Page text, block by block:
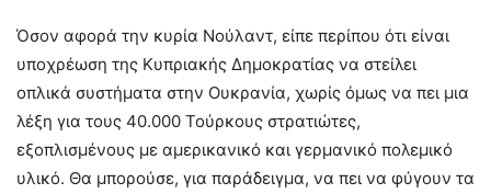
Όσον αφορά την κυρία Νούλαντ, είπε περίπου ότι είναι
υποχρέωση της Κυπριακής Δημοκρατίας να στείλει
οπλικά συστήματα στην Ουκρανία, χωρίς όμως να πει μια
λέξη για τους 40.000 Τούρκους στρατιώτες,
εξοπλισμένους με αμερικανικό και γερμανικό πολεμικό
υλικό. Θα μπορούσε, για παράδειγμα, να πει να φύγουν τα